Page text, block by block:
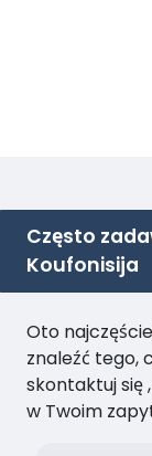
Często
Koufonisija
Oto
znaleźć tego,
skontaktuj się
w Twoim